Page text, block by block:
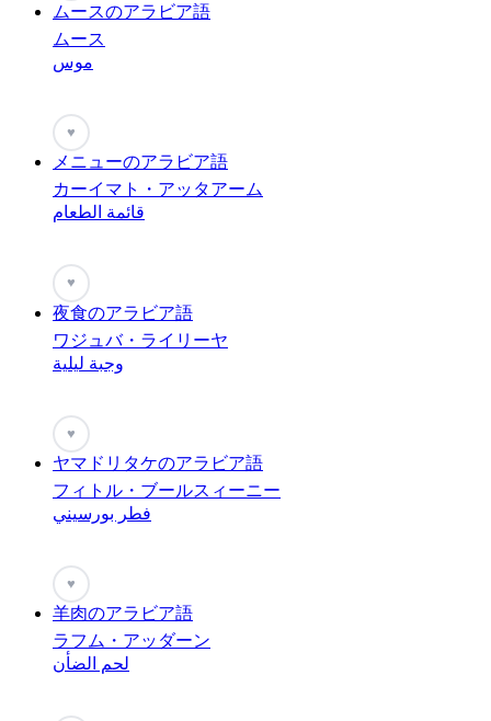
ムースのアラビア語
ムース
موس
♥
メニューのアラビア語
カーイマト・アッタアーム
قائمة الطعام
♥
夜食のアラビア語
ワジュバ・ライリーヤ
وجبة ليلية
♥
ヤマドリタケのアラビア語
フィトル・ブールスィーニー
فطر بورسيني
♥
羊肉のアラビア語
ラフム・アッダーン
لحم الضأن